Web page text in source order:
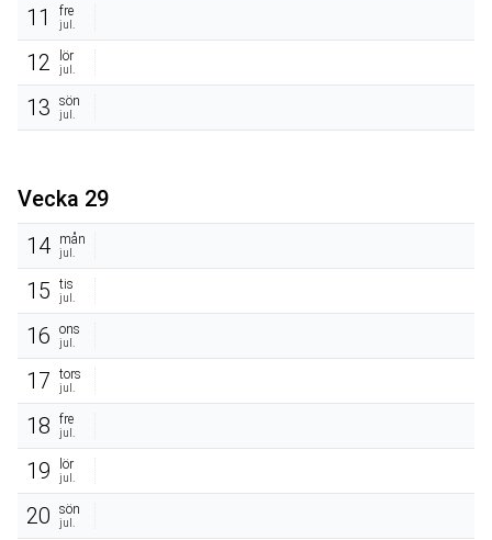
11 fre
jul.
12 lör
jul.
13 sön
jul.
Vecka 29
14
mån
jul.
15 tis
jul.
16 ons
jul.
17 tors
jul.
18 fre
jul.
19 lör
jul.
20 sön
jul.